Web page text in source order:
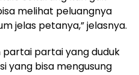
melihat peluangnya
jelas petanya,” jelasnya.
partai yang duduk
yang bisa mengusung